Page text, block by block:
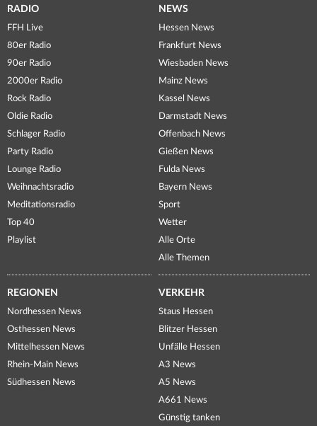
RADIO
FFH Live
80er Radio
90er Radio
2000er Radio
Rock Radio
Oldie Radio
Schlager Radio
Party Radio
Lounge Radio
Weihnachtsradio
Meditationsradio
Top 40
Playlist
NEWS
Hessen News
Frankfurt News
Wiesbaden News
Mainz News
Kassel News
Darmstadt News
Offenbach News
Gießen News
Fulda News
Bayern News
Sport
Wetter
Alle Orte
Alle Themen
REGIONEN
Nordhessen News
Osthessen News
Mittelhessen News
Rhein-Main News
Südhessen News
VERKEHR
Staus Hessen
Blitzer Hessen
Unfälle Hessen
A3 News
A5 News
A661 News
Günstig tanken